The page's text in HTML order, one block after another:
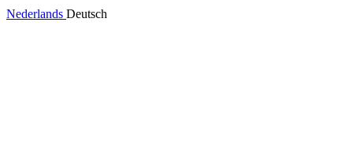
Nederlands Deutsch